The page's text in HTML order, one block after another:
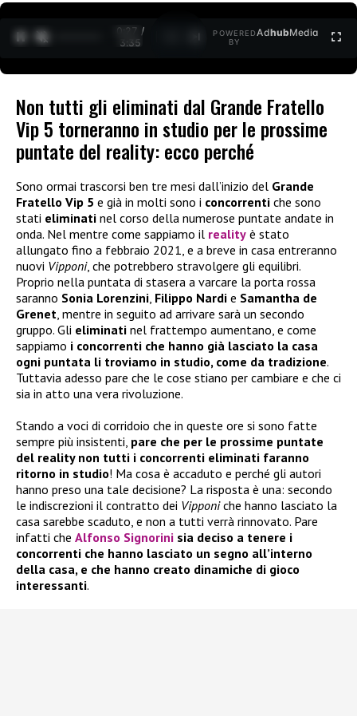
0:27 /
3:35
POWERED
BY
AdhubMedia
Non tutti gli eliminati dal Grande Fratello
Vip 5 torneranno in studio per le prossime
puntate del reality: ecco perché
Sono ormai trascorsi ben tre mesi dall’inizio del Grande
Fratello Vip 5 e già in molti sono i concorrenti che sono
stati eliminati nel corso della numerose puntate andate in
onda. Nel mentre come sappiamo il reality è stato
allungato fino a febbraio 2021, e a breve in casa entreranno
nuovi Vipponi, che potrebbero stravolgere gli equilibri.
Proprio nella puntata di stasera a varcare la porta rossa
saranno Sonia Lorenzini, Filippo Nardi e Samantha de
Grenet, mentre in seguito ad arrivare sarà un secondo
gruppo. Gli eliminati nel frattempo aumentano, e come
sappiamo i concorrenti che hanno già lasciato la casa
ogni puntata li troviamo in studio, come da tradizione.
Tuttavia adesso pare che le cose stiano per cambiare e che ci
sia in atto una vera rivoluzione.
Stando a voci di corridoio che in queste ore si sono fatte
sempre più insistenti, pare che per le prossime puntate
del reality non tutti i concorrenti eliminati faranno
ritorno in studio! Ma cosa è accaduto e perché gli autori
hanno preso una tale decisione? La risposta è una: secondo
le indiscrezioni il contratto dei Vipponiche hanno lasciato la
casa sarebbe scaduto, e non a tutti verrà rinnovato. Pare
infatti che Alfonso Signorini sia deciso a tenere i
concorrenti che hanno lasciato un segno all’interno
della casa, e che hanno creato dinamiche di gioco
interessanti.